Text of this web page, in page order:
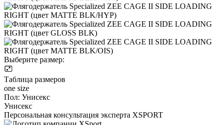
Выберите размер:
Таблица размеров
one size
Пол: Унисекс
Унисекс
Персональная консультация эксперта XSPORT